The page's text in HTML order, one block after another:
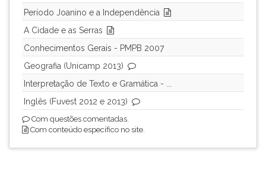
Período Joanino e a Independência
A Cidade e as Serras
Conhecimentos Gerais - PMPB 2007
Geografia (Unicamp 2013)
Interpretação de Texto e Gramática - ...
Inglês (Fuvest 2012 e 2013)
Com questões comentadas.
Com conteúdo específico no site.